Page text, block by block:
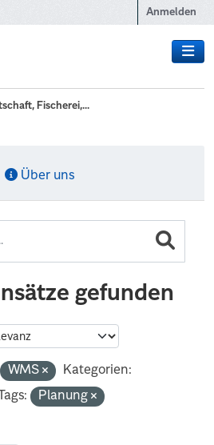
Anmelden
Fischerei,...
Über uns
gefunden
WMS
Kategorien:
Tags:
Planung